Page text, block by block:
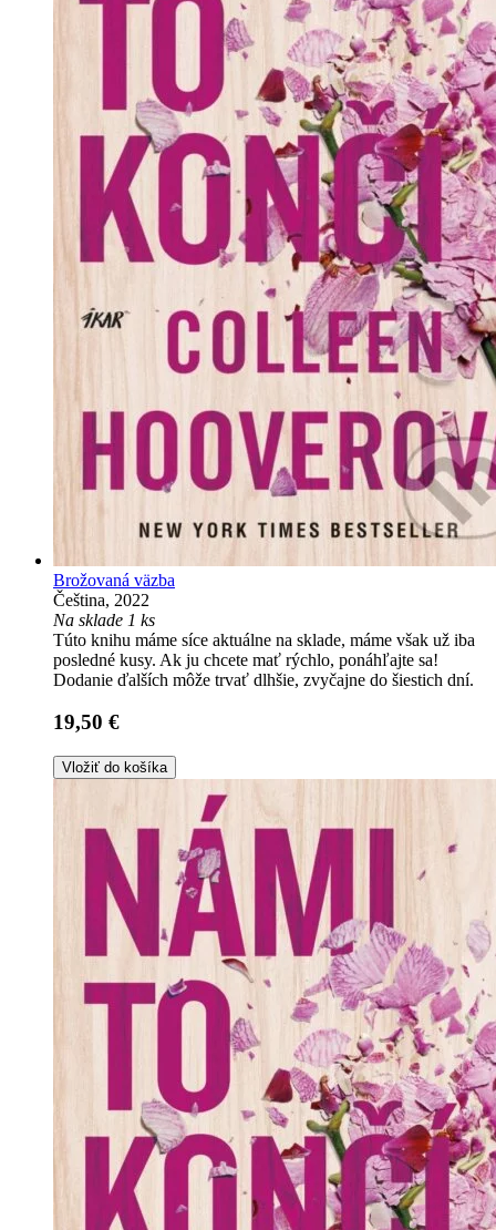
Brožovaná väzba
Čeština, 2022
Na sklade 1 ks
Túto knihu máme síce aktuálne na sklade, máme však už iba
posledné kusy. Ak ju chcete mať rýchlo, ponáhľajte sa!
Dodanie ďalších môže trvať dlhšie, zvyčajne do šiestich dní.
19,50 €
Vložiť do košíka